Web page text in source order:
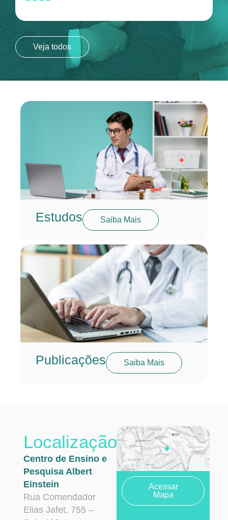
Veja todos
Estudos Saiba Mais
Publicações Saiba Mais
Localização
Centro de Ensino e
Pesquisa Albert
Einstein
Rua Comendador
Elias Jafet, 755 –
Acessar
Mapa